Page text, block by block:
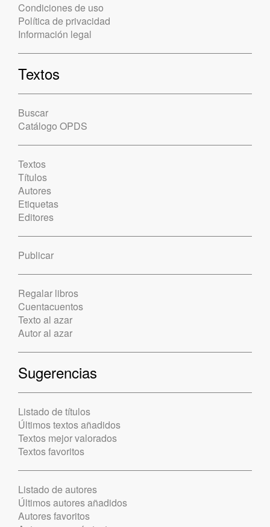
Condiciones de uso
Política de privacidad
Información legal
Textos
Buscar
Catálogo OPDS
Textos
Títulos
Autores
Etiquetas
Editores
Publicar
Regalar libros
Cuentacuentos
Texto al azar
Autor al azar
Sugerencias
Listado de títulos
Últimos textos añadidos
Textos mejor valorados
Textos favoritos
Listado de autores
Últimos autores añadidos
Autores favoritos